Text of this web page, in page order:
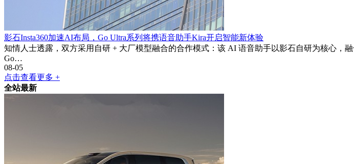
影石Insta360加速AI布局，Go Ultra系列将携语音助手Kira开启智能新体验
知情人士透露，双方采用自研 + 大厂模型融合的合作模式：该 AI 语音助手以影石自研为核心，
Go…
08-05
点击查看更多 +
全站最新